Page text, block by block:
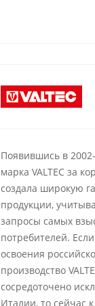
Появившись в
марка VALTEC за
создала широкую
продукции,
запросы самых
потребителей.
освоения
производство
сосредоточено
Италии, то сейчас